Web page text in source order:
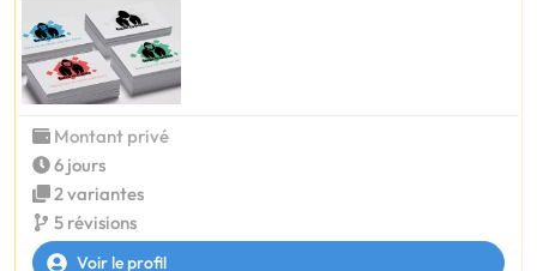
Montant privé
6 jours
2 variantes
5 révisions
Voir le profil